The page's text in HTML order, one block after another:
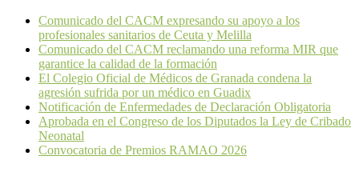
Comunicado del CACM expresando su apoyo a los
profesionales sanitarios de Ceuta y Melilla
Comunicado del CACM reclamando una reforma MIR que
garantice la calidad de la formación
El Colegio Oficial de Médicos de Granada condena la
agresión sufrida por un médico en Guadix
Notificación de Enfermedades de Declaración Obligatoria
Aprobada en el Congreso de los Diputados la Ley de Cribado
Neonatal
Convocatoria de Premios RAMAO 2026